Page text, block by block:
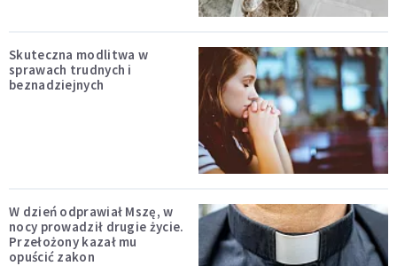
Skuteczna modlitwa w
sprawach trudnych i
beznadziejnych
W dzień odprawiał Mszę, w
nocy prowadził drugie życie.
Przełożony kazał mu
opuścić zakon